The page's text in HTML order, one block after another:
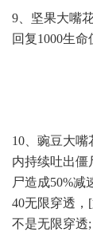
9、坚果大嘴
回复1000生命
10、豌豆大
内持续吐出僵
尸造成50%减
40无限穿透，
不是无限穿透;